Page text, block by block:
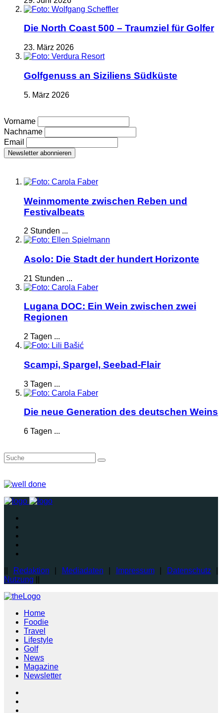
Die North Coast 500 – Traumziel für Golfer
23. März 2026
Golfgenuss an Siziliens Südküste
5. März 2026
Vorname
Nachname
Email
Weinmomente zwischen Reben und
Festivalbeats
2 Stunden ...
Asolo: Die Stadt der hundert Horizonte
21 Stunden ...
Lugana DOC: Ein Wein zwischen zwei
Regionen
2 Tagen ...
Scampi, Spargel, Seebad-Flair
3 Tagen ...
Die neue Generation des deutschen Weins
6 Tagen ...
Redaktion Mediadaten Impressum| Datenschutz
Nutzung
Home
Foodie
Travel
Lifestyle
Golf
News
Magazine
Newsletter